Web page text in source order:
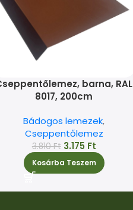
barna, RAL
8017, 200cm
Bádogos lemezek,
Cseppentőlemez
3.810Ft 3.175 Ft
Kosárba Teszem